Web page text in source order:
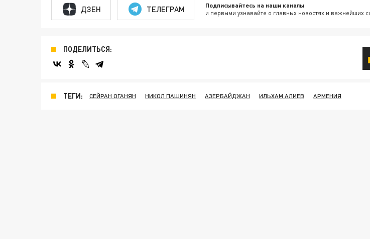
ДЗЕН ТЕЛЕГРАМ Подписывайтесь на наши каналы
и первыми узнавайте о главных новостях и важнейших
ПОДЕЛИТЬСЯ:
ТЕГИ: СЕЙРАН ОГАНЯН НИКОЛ ПАШИНЯН АЗЕРБАЙДЖАН ИЛЬХАМ АЛИЕВ АРМЕНИЯ